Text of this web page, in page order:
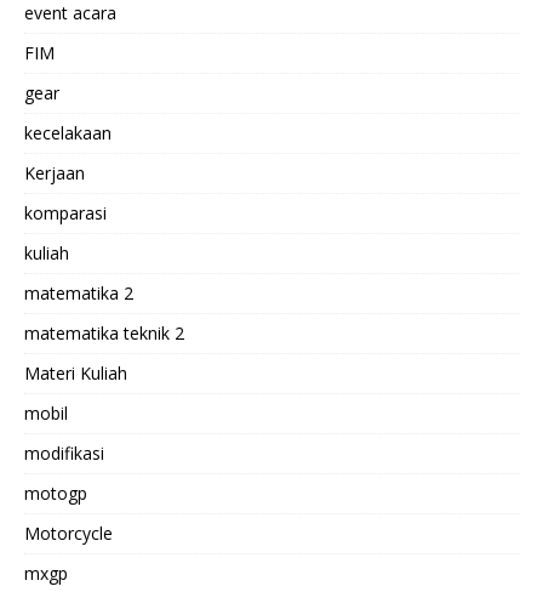
event acara
FIM
gear
kecelakaan
Kerjaan
komparasi
kuliah
matematika 2
matematika teknik 2
Materi Kuliah
mobil
modifikasi
motogp
Motorcycle
mxgp